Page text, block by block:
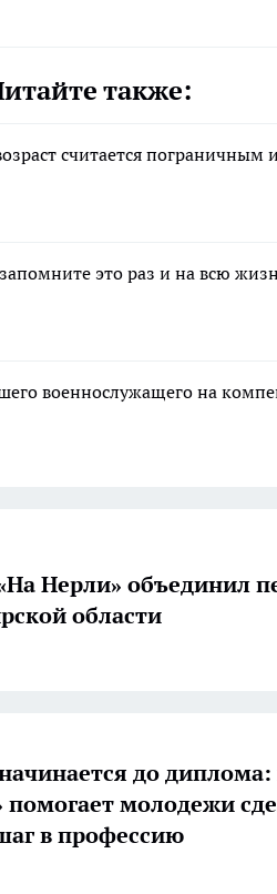
также:
считается
это раз и на всю
военнослужащего на
Нерли» объединил
области
до диплома:
помогает молодежи
в профессию